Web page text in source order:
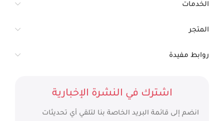
الخدمات
المتجر
روابط مفيدة
اشترك في النشرة الإخبارية
انضم إلى قائمة البريد الخاصة بنا لتلقي أي تحديثات